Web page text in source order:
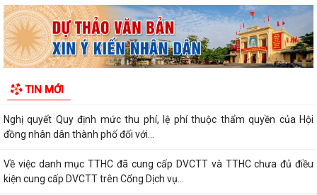
TIN MỚI
Về việc công khai thủ tục hành chính ban hành mới, được sửa đổi, bổ
sung thuộc phạm vi chức năng...
chương Thanh niên xung phong vẻ...
Nghị quyết Quy định mức thu phí, lệ phí thuộc thẩm quyền của Hội
đồng nhân dân thành phố đối với...
Về việc danh mục TTHC đã cung cấp DVCTT và TTHC chưa đủ điều
kiện cung cấp DVCTT trên Cổng Dịch vụ...